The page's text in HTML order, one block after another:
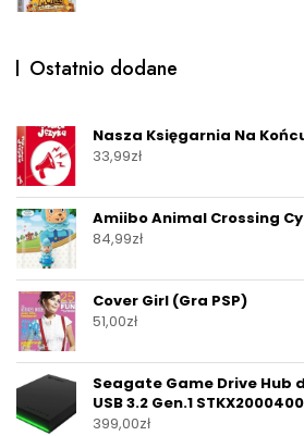
Ostatnio dodane
Nasza Księgarnia Na
33,99zł
Amiibo Animal Crossing
84,99zł
Cover Girl (Gra PSP)
51,00zł
Seagate Game Drive Hub
USB 3.2 Gen.1 STKX2000400
399,00zł